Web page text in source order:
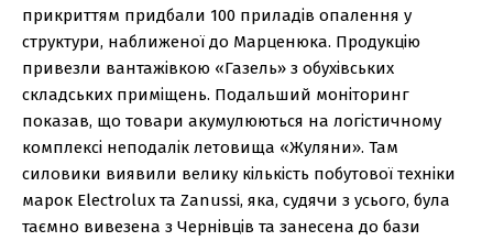
прикриттям придбали 100 приладів опалення у
структури, наближеної до Марценюка. Продукцію
привезли вантажівкою «Газель» з обухівських
складських приміщень. Подальший моніторинг
показав, що товари акумулюються на логістичному
комплексі неподалік летовища «Жуляни». Там
силовики виявили велику кількість побутової техніки
марок Electrolux та Zanussi, яка, судячи з усього, була
таємно вивезена з Чернівців та занесена до бази